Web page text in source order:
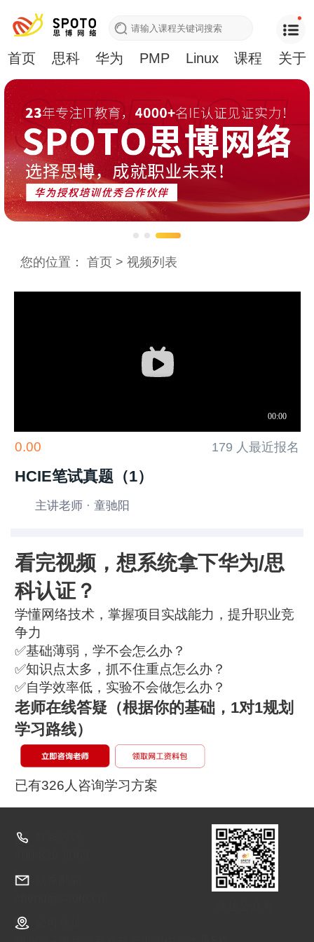
首页 思科 华为 PMP Linux 课程 关于
您的位置：首页 >视频列表
0.00 179 人最近报名
HCIE笔试真题（1）
主讲老师 · 童驰阳
看完视频，想系统拿下华为/思
科认证？
学懂网络技术，掌握项目实战能力，提升职业竞
争力
✅基础薄弱，学不会怎么办？
✅知识点太多，抓不住重点怎么办？
✅自学效率低，实验不会做怎么办？
老师在线答疑 （根据你的基础，1对1规划
学习路线）
已有326人咨询学习方案